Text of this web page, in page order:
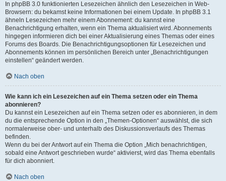
In phpBB 3.0 funktionierten Lesezeichen ähnlich den Lesezeichen in Web-
Browsern: du bekamst keine Informationen bei einem Update. In phpBB 3.1
ähneln Lesezeichen mehr einem Abonnement: du kannst eine
Benachrichtigung erhalten, wenn ein Thema aktualisiert wird. Abonnements
hingegen informieren dich bei einer Aktualisierung eines Themas oder eines
Forums des Boards. Die Benachrichtigungsoptionen für Lesezeichen und
Abonnements können im persönlichen Bereich unter „Benachrichtigungen
einstellen“ geändert werden.
Nach oben
Wie kann ich ein Lesezeichen auf ein Thema setzen oder ein Thema
abonnieren?
Du kannst ein Lesezeichen auf ein Thema setzen oder es abonnieren, in dem
du die entsprechende Option in den „Themen-Optionen“ auswählst, die sich
normalerweise ober- und unterhalb des Diskussionsverlaufs des Themas
befinden.
Wenn du bei der Antwort auf ein Thema die Option „Mich benachrichtigen,
sobald eine Antwort geschrieben wurde“ aktivierst, wird das Thema ebenfalls
für dich abonniert.
Nach oben